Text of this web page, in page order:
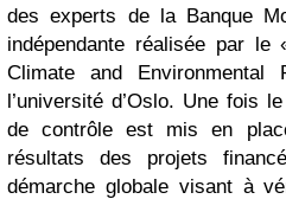
des experts de la Banque
indépendante réalisée par le
Climate and Environmental
l’université d’Oslo. Une fois
de contrôle est mis en
résultats des projets
démarche globale visant à